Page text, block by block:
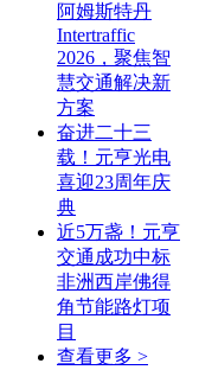
阿姆斯特丹
Intertraffic
2026，聚焦智
慧交通解决新
方案
奋进二十三
载！元亨光电
喜迎23周年庆
典
近5万盏！元亨
交通成功中标
非洲西岸佛得
角节能路灯项
目
查看更多 >